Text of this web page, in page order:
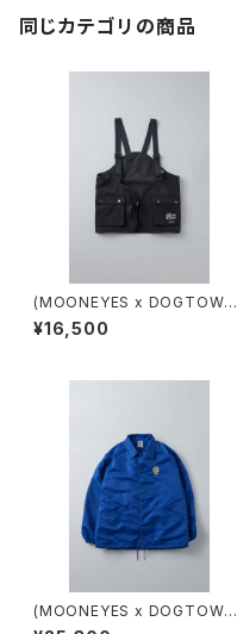
同じカテゴリの商品
(MOONEYES x DOGTOWN
x BLUCO) ユーティリティーベ
スト
¥16,500
(MOONEYES x DOGTOWN
x BLUCO) BLUE コーチジャケ